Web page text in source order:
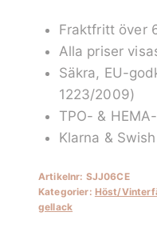
Eye
gellack
mängd
Fraktfritt över
Alla priser
Säkra, EU-
1223/2009)
TPO- &
Klarna & Swish
Artikelnr: SJJ06CE
Kategorier: Höst/
gellack